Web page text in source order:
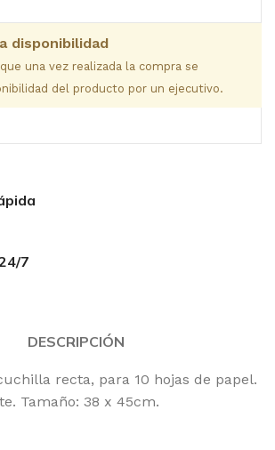
disponibilidad
una vez realizada la compra se
del producto por un ejecutivo.
7
DESCRIPCIÓN
recta, para 10 hojas de papel.
Tamaño: 38 x 45cm.